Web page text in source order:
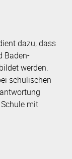
dazu, dass
Baden-
werden.
schulischen
mit